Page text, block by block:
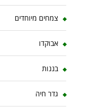
צמחים מיוחדים
אבוקדו
בננות
גדר חיה